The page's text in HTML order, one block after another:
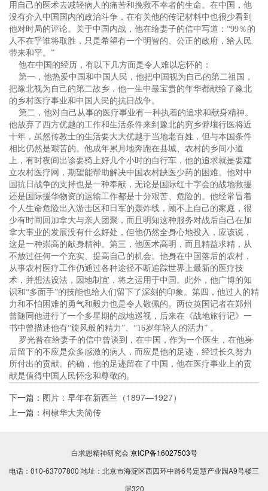
用自己的医术去减轻病人的痛苦和挽救不幸者的生命。在中国，他
没有介入中国国内的政治斗争，在有关他的传记材料中也很少看到
他对时局的评论。关于中国内战，他在给妻子的信中写道：“99％的
人不在乎谁将取胜，只是希望有一个明智的、公正的政府，给人民
带来和平。”
他在中国的经历，有以下几方面是令人难以忘怀的：
第一，他热爱中国和中国人民，他把中国视为自己的第二祖国，
把豫北视为自己的第二故乡，他一生中最宝贵的年华都献给了豫北
的乡村医疗事业和中国人民的抗日战争。
第二，他对自己从事的医疗事业有一种执着的追求和献身精神。
他放弃了西方优越的工作和生活条件来到豫北的穷乡僻壤行医将近
十年，虽然传教士的生活要大大优越于当地老百姓，但与本国条件
相比仍然是艰苦的。他成年累月地奔跑在县城、农村的乡间小道
上，有时夜间出诊要骑上好几个小时的自行车，他的追求就是要建
立农村医疗网，期望能帮助解决中国农村缺医少药的困难。他对中
国抗日战争的支持也是一种奉献，无论是国际红十字会的战地救援
还是国际援华物资的运输工作都是十分艰苦、危险的。他经常冒着
个人生命危险出入游击区和日军的轰炸线，顾不上自己的家庭，很
少有时间回加拿大与亲人团聚，而且明知这种服务对战后自己在加
拿大事业的发展没有什么好处，但他仍然全身心地投入，应该说，
这是一种崇高的献身精神。第三，他医术高明，而且精益求精，从
不放过任何一个充实、提高自己的机会。他身在中国落后的农村，
从事农村医疗工作仍通过各种途径不断追踪世界上最新的医疗技
术，并想法设法，因地制宜，将之运用于中国。此外，他广博的知
识和“多面手”的技能也给人们留下了深刻的印象。第四，他过人的精
力和不怕困难的勇气和毅力也是令人敬佩的。两位英国记者在郑州
曾随同他进行了一个多星期的战地巡视，后来在《战地旅行记》一
书中曾描述他有“旋风般的精力”、“16岁年轻人的活力” 。
罗光普在给妻子的信中曾谈到，在中国，作为一个医生，在他身
后留下的不应是众多感激的病人，而应是他的足迹，经过长久努力
所付出的贡献。的确，他的足迹留在了中国，他在医疗事业上的贡
献是值得中国人民怀念和尊敬的。
下一篇： 图片：早年在新西兰（1897—1927）
上一篇： 柯棣华大夫简传
白求恩精神研究会京ICP备16027503号
电话：010-63707800 地址：北京市海淀区西四环中路6号定慧产业园A9号楼三
层320